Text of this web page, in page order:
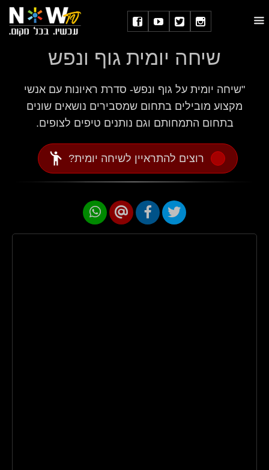
שיחה יומית גוף ונפש
"שיחה יומית על גוף ונפש- סדרת ראיונות עם אנשי
מקצוע מובילים בתחום שמסבירים נושאים שונים
בתחום התמחותם וגם נותנים טיפים לצופים.
רוצים להתראיין לשיחה יומית? emoji_people